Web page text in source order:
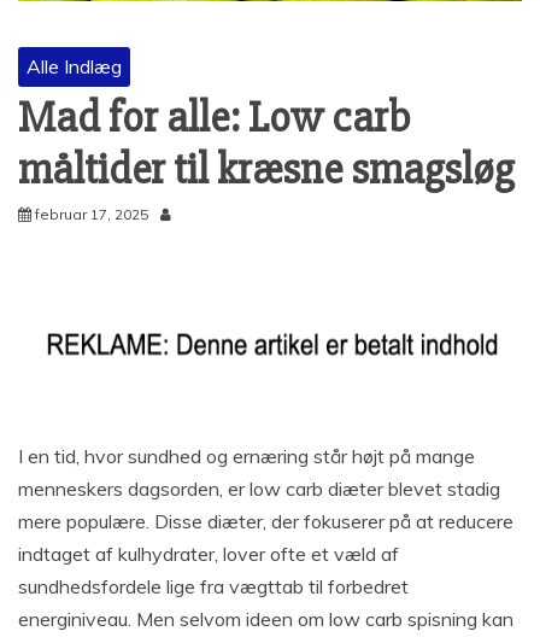
Alle Indlæg
Mad for alle: Low carb
måltider til kræsne smagsløg
februar 17, 2025
I en tid, hvor sundhed og ernæring står højt på mange
menneskers dagsorden, er low carb diæter blevet stadig
mere populære. Disse diæter, der fokuserer på at reducere
indtaget af kulhydrater, lover ofte et væld af
sundhedsfordele lige fra vægttab til forbedret
energiniveau. Men selvom ideen om low carb spisning kan